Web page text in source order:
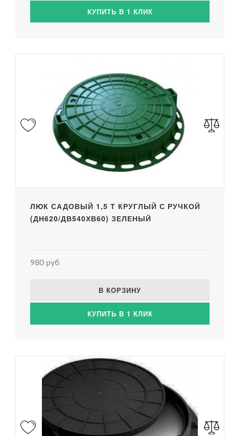
КУПИТЬ В 1 КЛИК
ЛЮК САДОВЫЙ 1,5 Т КРУГЛЫЙ С РУЧКОЙ
(ДН620/ДВ540ХВ60) ЗЕЛЕНЫЙ
980 руб
В КОРЗИНУ
КУПИТЬ В 1 КЛИК